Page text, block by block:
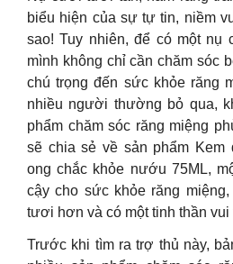
biểu hiện của sự tự tin, niềm
sao! Tuy nhiên, để có một nụ
mình không chỉ cần chăm sóc
chú trọng đến sức khỏe răng
nhiều người thường bỏ qua,
phẩm chăm sóc răng miệng
sẽ chia sẻ về sản phẩm Kem
ong chắc khỏe nướu 75ML,
cậy cho sức khỏe răng
tươi hơn và có một tinh thần vui
Trước khi tìm ra trợ thủ này,